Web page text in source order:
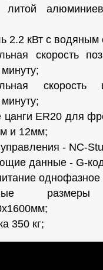
литой
2.2 кВт с водяным
скорость
скорость
ER20 для
и 12мм;
- NC-
данные - G-
однофазное
размеры
350 кг;